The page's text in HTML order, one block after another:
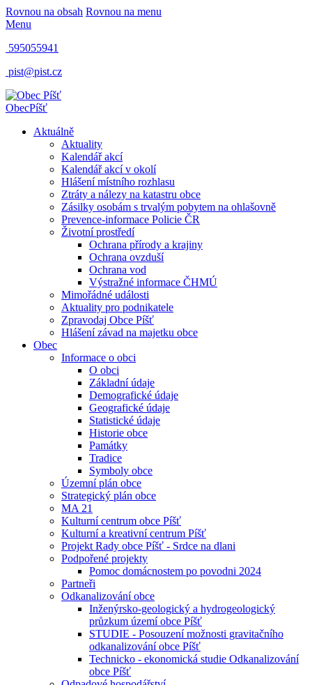
Rovnou na obsah Rovnou na menu
Menu
595055941
pist@pist.cz
ObecPíšť
Aktuálně
Aktuality
Kalendář akcí
Kalendář akcí v okolí
Hlášení místního rozhlasu
Ztráty a nálezy na katastru obce
Zásilky osobám s trvalým pobytem na ohlašovně
Prevence-informace Policie ČR
Životní prostředí
Ochrana přírody a krajiny
Ochrana ovzduší
Ochrana vod
Výstražné informace ČHMÚ
Mimořádné události
Aktuality pro podnikatele
Zpravodaj Obce Píšť
Hlášení závad na majetku obce
Obec
Informace o obci
O obci
Základní údaje
Demografické údaje
Geografické údaje
Statistické údaje
Historie obce
Památky
Tradice
Symboly obce
Územní plán obce
Strategický plán obce
MA 21
Kulturní centrum obce Píšť
Kulturní a kreativní centrum Píšť
Projekt Rady obce Píšť - Srdce na dlani
Podpořené projekty
Pomoc domácnostem po povodni 2024
Partneři
Odkanalizování obce
Inženýrsko-geologický a hydrogeologický
průzkum území obce Píšť
STUDIE - Posouzení možnosti gravitačního
odkanalizování obce Píšť
Technicko - ekonomická studie Odkanalizování
obce Píšť